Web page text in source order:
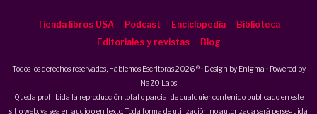
Tienda libros USA Podcast Enciclopedia
Biblioteca
Editoriales y revistas
Blog
Todos los derechos reservados, Hablemos Escritoras 2026 ® • Design by Enigma • Powered by
NaZO Labs
Queda prohibida la reproducción total o parcial de cualquier contenido publicado en este
sitio web, ya sea en audio o en texto. Toda forma de utilización no autorizada será perseguida